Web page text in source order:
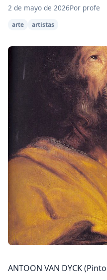
2 de mayo de 2026Por profe
arte artistas
ANTOON VAN DYCK